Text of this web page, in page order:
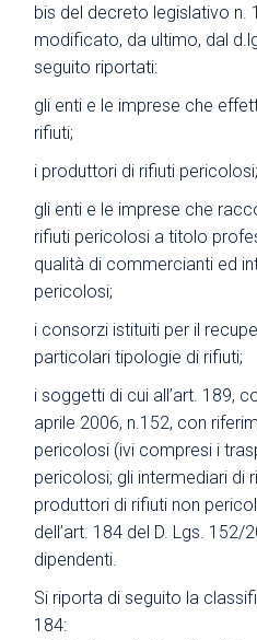
bis del decreto legislativo
modificato, da ultimo, dal
seguito riportati:
gli enti e le imprese che
rifiuti;
i produttori di rifiuti pericolosi;
gli enti e le imprese che
rifiuti pericolosi a titolo
qualità di commercianti ed
pericolosi;
i consorzi istituiti per il
particolari tipologie di rifiuti;
i soggetti di cui all’art. 189,
aprile 2006, n.152, con
pericolosi (ivi compresi i
pericolosi; gli intermediari di
produttori di rifiuti non
dell’art. 184 del D. Lgs. 152/
dipendenti.
Si riporta di seguito la
184: